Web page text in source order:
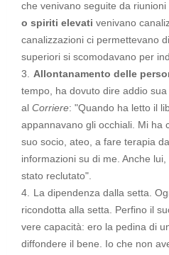
che venivano seguite da riunioni
o spiriti elevati venivano
canalizzazioni ci permettevano
superiori si scomodavano per
Allontanamento delle
tempo, ha dovuto dire addio
al Corriere: "Quando ha letto il
appannavano gli occhiali. Mi ha
suo socio, ateo, a fare terapia
informazioni su di me. Anche
stato reclutato".
La dipendenza dalla setta.
ricondotta alla setta. Perfino il
vere capacità: ero la pedina di
diffondere il bene. Io che non